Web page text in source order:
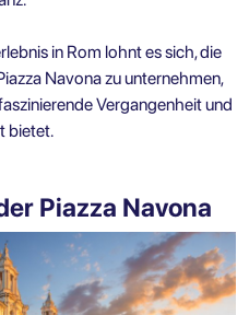
in Rom lohnt es sich, die
Navona zu unternehmen,
Vergangenheit und
bietet.
Piazza Navona